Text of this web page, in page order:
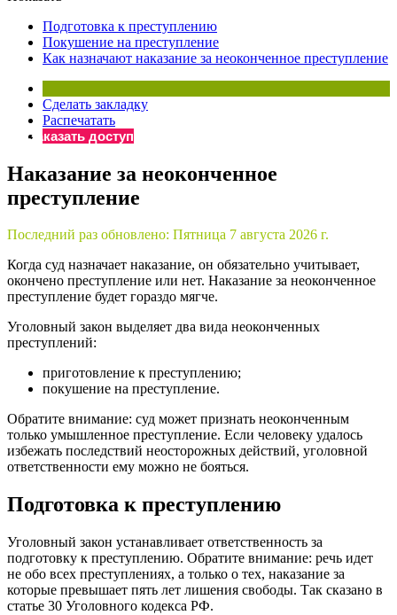
Бератор
«Практическая энциклопедия бухгалтера»
Материалы электронного журнала
«Нормативные акты для бухгалтера»
Материалы электронного журнала
«Практическая бухгалтерия»
Онлайн-сервисы «Учетная политика» и «Алгоритмы для
Просто заполните форму, и мы вышлем вам на почту
Подготовка к преступлению
Покушение на преступление
Как назначают наказание за неоконченное преступление
Сделать закладку
Распечатать
Заказать доступ
Наказание за неоконченное
преступление
Последний раз обновлено: Пятница 7 августа 2026 г.
Когда суд назначает наказание, он обязательно учитывает,
окончено преступление или нет. Наказание за неоконченное
преступление будет гораздо мягче.
Уголовный закон выделяет два вида неоконченных
преступлений:
приготовление к преступлению;
покушение на преступление.
Обратите внимание: суд может признать неоконченным
только умышленное преступление. Если человеку удалось
избежать последствий неосторожных действий, уголовной
ответственности ему можно не бояться.
Подготовка к преступлению
Уголовный закон устанавливает ответственность за
подготовку к преступлению. Обратите внимание: речь идет
не обо всех преступлениях, а только о тех, наказание за
которые превышает пять лет лишения свободы. Так сказано в
статье 30 Уголовного кодекса РФ.